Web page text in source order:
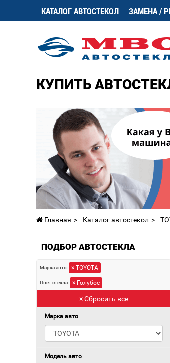
КАТАЛОГ АВТОСТЕКОЛ ЗАМЕНА /
КУПИТЬ
Главная Каталог автостекол
ПОДБОР АВТОСТЕКЛА
Марка авто: × TOYOTA
Цвет стекла: × Голубое
× Сбросить все
Марка авто
Модель авто